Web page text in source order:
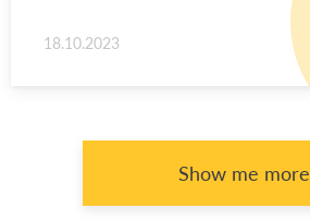
18.10.2023
Show me more